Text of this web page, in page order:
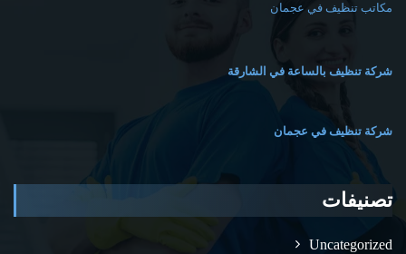
مكاتب تنظيف في عجمان
شركة تنظيف بالساعة في الشارقة
شركة تنظيف في عجمان
تصنيفات
Uncategorized